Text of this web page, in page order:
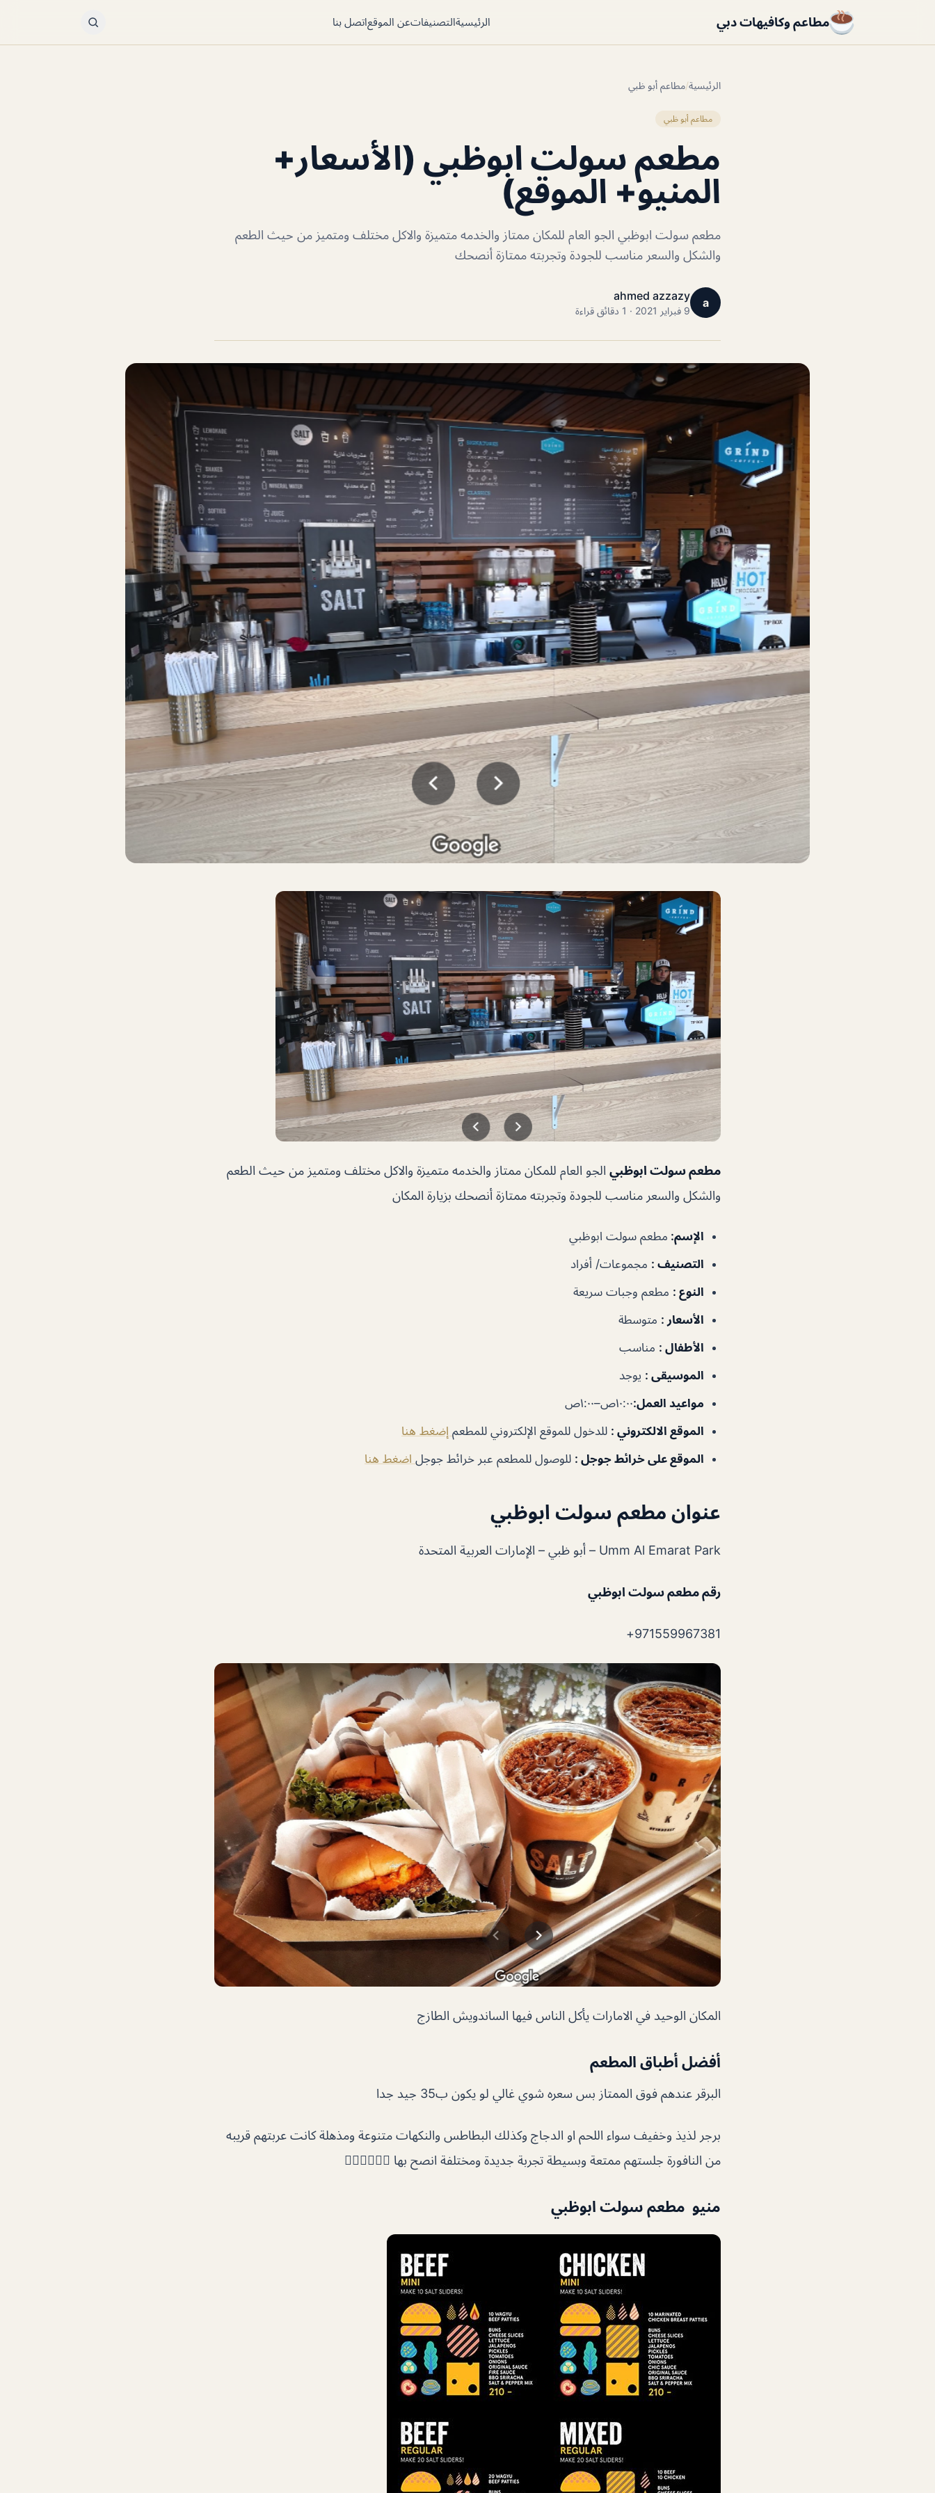
مطاعم وكافيهات دبي الرئيسيةالتصنيفاتعن الموقعاتصل بنا
الرئيسية/مطاعم أبو ظبي
مطاعم أبو ظبي
مطعم سولت ابوظبي (الأسعار+
المنيو+ الموقع)
مطعم سولت ابوظبي الجو العام للمكان ممتاز والخدمه متميزة والاكل مختلف ومتميز من حيث الطعم
والشكل والسعر مناسب للجودة وتجربته ممتازة أنصحك
a
ahmed azzazy
9 فبراير 2021 · 1 دقائق قراءة
مطعم سولت ابوظبي الجو العام للمكان ممتاز والخدمه متميزة والاكل مختلف ومتميز من حيث الطعم
والشكل والسعر مناسب للجودة وتجربته ممتازة أنصحك بزيارة المكان
الإسم: مطعم سولت ابوظبي
التصنيف : مجموعات/ أفراد
النوع : مطعم وجبات سريعة
الأسعار : متوسطة
الأطفال : مناسب
الموسيقى : يوجد
مواعيد العمل:١٠:٠٠ص–١:٠٠ص
الموقع الالكتروني : للدخول للموقع الإلكتروني للمطعم إضغط هنا
الموقع على خرائط جوجل : للوصول للمطعم عبر خرائط جوجل اضغط هنا
عنوان مطعم سولت ابوظبي
Umm Al Emarat Park – أبو ظبي – الإمارات العربية المتحدة
رقم مطعم سولت ابوظبي
971559967381+
المكان الوحيد في الامارات يأكل الناس فيها الساندويش الطازج
أفضل أطباق المطعم
البرقر عندهم فوق الممتاز بس سعره شوي غالي لو يكون ب35 جيد جدا
برجر لذيذ وخفيف سواء اللحم او الدجاج وكذلك البطاطس والنكهات متنوعة ومذهلة كانت عربتهم قريبه
من النافورة جلستهم ممتعة وبسيطة تجربة جديدة ومختلفة انصح بها 👍🏻👍🏻👍🏻
منيو مطعم سولت ابوظبي